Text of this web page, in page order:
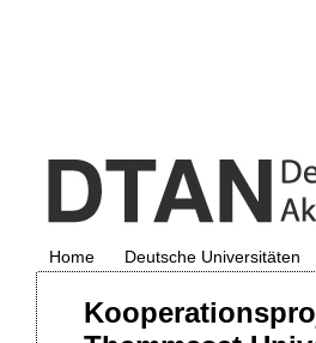
Home Deutsche Universitäten